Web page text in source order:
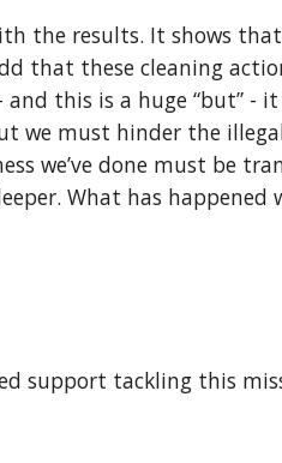
the results. It shows that
that these cleaning
this is a huge “but” -
we must hinder the
we’ve done must be
What has happened
support tackling this